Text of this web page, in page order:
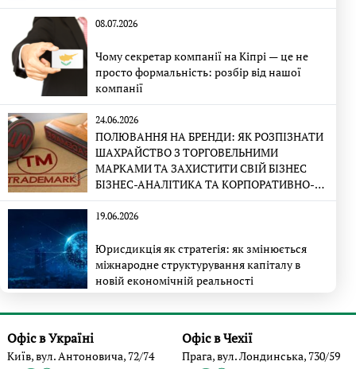
08.07.2026
Чому секретар компанії на Кіпрі — це не
просто формальність: розбір від нашої
компанії
24.06.2026
ПОЛЮВАННЯ НА БРЕНДИ: ЯК РОЗПІЗНАТИ
ШАХРАЙСТВО З ТОРГОВЕЛЬНИМИ
МАРКАМИ ТА ЗАХИСТИТИ СВІЙ БІЗНЕС
БІЗНЕС-АНАЛІТИКА ТА КОРПОРАТИВНО-
ПРАВОВА ЕКСПЕРТИЗА
19.06.2026
Юрисдикція як стратегія: як змінюється
міжнародне структурування капіталу в
новій економічній реальності
Офіс в Україні
Київ, вул. Антоновича, 72/74
Офіс в Чехії
Прага, вул. Лондинська, 730/59